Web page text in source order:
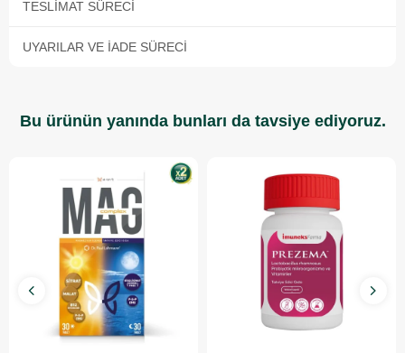
TESLIMAT SÜRECI
UYARILAR VE İADE SÜRECI
Bu ürünün yanında bunları da tavsiye ediyoruz.